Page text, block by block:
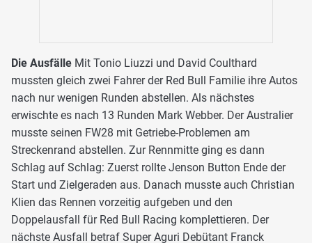
Die Ausfälle Mit Tonio Liuzzi und David Coulthard
mussten gleich zwei Fahrer der Red Bull Familie ihre Autos
nach nur wenigen Runden abstellen. Als nächstes
erwischte es nach 13 Runden Mark Webber. Der Australier
musste seinen FW28 mit Getriebe-Problemen am
Streckenrand abstellen. Zur Rennmitte ging es dann
Schlag auf Schlag: Zuerst rollte Jenson Button Ende der
Start und Zielgeraden aus. Danach musste auch Christian
Klien das Rennen vorzeitig aufgeben und den
Doppelausfall für Red Bull Racing komplettieren. Der
nächste Ausfall betraf Super Aguri Debütant Franck